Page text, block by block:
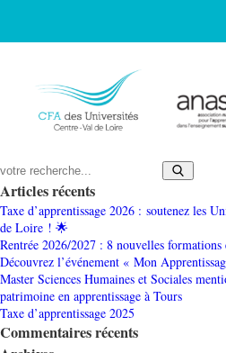
Articles récents
Taxe d’apprentissage 2026 : soutenez les
de Loire ! 🌟
Rentrée 2026/2027 : 8 nouvelles formations
Découvrez l’événement « Mon
Master Sciences Humaines et Sociales
patrimoine en apprentissage à Tours
Taxe d’apprentissage 2025
Commentaires récents